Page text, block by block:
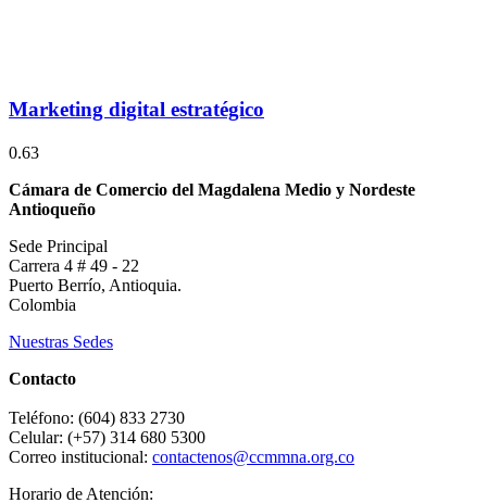
Marketing digital estratégico
Cámara de Comercio del Magdalena Medio y Nordeste
Antioqueño
Sede Principal
Carrera 4 # 49 - 22
Puerto Berrío, Antioquia.
Colombia
Nuestras Sedes
Contacto
Teléfono: (604) 833 2730
Celular: (+57) 314 680 5300
Correo institucional: contactenos@ccmmna.org.co
Horario de Atención: